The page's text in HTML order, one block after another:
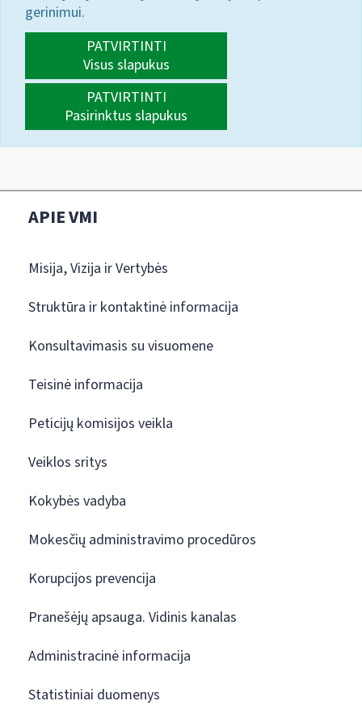
gerinimui.
PATVIRTINTI
Visus slapukus
PATVIRTINTI
Pasirinktus slapukus
APIE VMI
Misija, Vizija ir Vertybės
Struktūra ir kontaktinė informacija
Konsultavimasis su visuomene
Teisinė informacija
Peticijų komisijos veikla
Veiklos sritys
Kokybės vadyba
Mokesčių administravimo procedūros
Korupcijos prevencija
Pranešėjų apsauga. Vidinis kanalas
Administracinė informacija
Statistiniai duomenys